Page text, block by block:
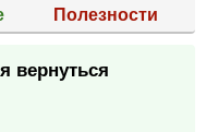
Полезности
вернуться